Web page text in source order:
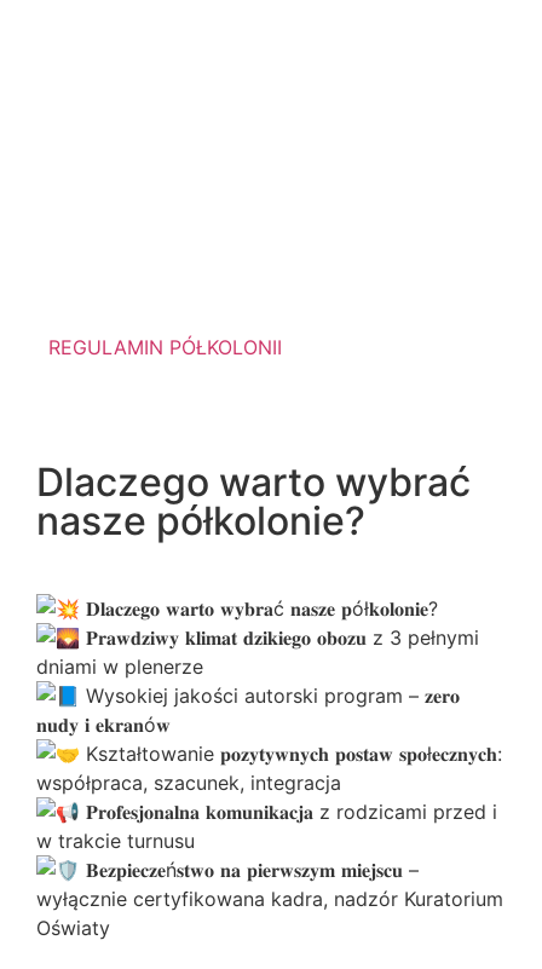
REGULAMIN PÓŁKOLONII
Dlaczego warto wybrać
nasze półkolonie?
𝐃𝐥𝐚𝐜𝐳𝐞𝐠𝐨 𝐰𝐚𝐫𝐭𝐨 𝐰𝐲𝐛𝐫𝐚ć 𝐧𝐚𝐬𝐳𝐞 𝐩ół𝐤𝐨𝐥𝐨𝐧𝐢𝐞?
𝐏𝐫𝐚𝐰𝐝𝐳𝐢𝐰𝐲 𝐤𝐥𝐢𝐦𝐚𝐭 𝐝𝐳𝐢𝐤𝐢𝐞𝐠𝐨 𝐨𝐛𝐨𝐳𝐮 z 3 pełnymi
dniami w plenerze
Wysokiej jakości autorski program – 𝐳𝐞𝐫𝐨
𝐧𝐮𝐝𝐲 𝐢 𝐞𝐤𝐫𝐚𝐧ó𝐰
Kształtowanie 𝐩𝐨𝐳𝐲𝐭𝐲𝐰𝐧𝐲𝐜𝐡 𝐩𝐨𝐬𝐭𝐚𝐰 𝐬𝐩𝐨ł𝐞𝐜𝐳𝐧𝐲𝐜𝐡:
współpraca, szacunek, integracja
𝐏𝐫𝐨𝐟𝐞𝐬𝐣𝐨𝐧𝐚𝐥𝐧𝐚 𝐤𝐨𝐦𝐮𝐧𝐢𝐤𝐚𝐜𝐣𝐚 z rodzicami przed i
w trakcie turnusu
𝐁𝐞𝐳𝐩𝐢𝐞𝐜𝐳𝐞ń𝐬𝐭𝐰𝐨 𝐧𝐚 𝐩𝐢𝐞𝐫𝐰𝐬𝐳𝐲𝐦 𝐦𝐢𝐞𝐣𝐬𝐜𝐮 –
wyłącznie certyfikowana kadra, nadzór Kuratorium
Oświaty